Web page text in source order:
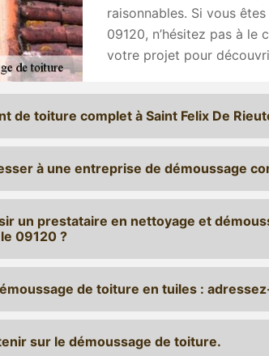
raisonnables. Si vous
09120, n’hésitez pas à le
votre projet pour
de toiture complet à Saint Felix De
à une entreprise de démoussage
un prestataire en nettoyage et
09120 ?
de toiture en tuiles :
sur le démoussage de toiture.